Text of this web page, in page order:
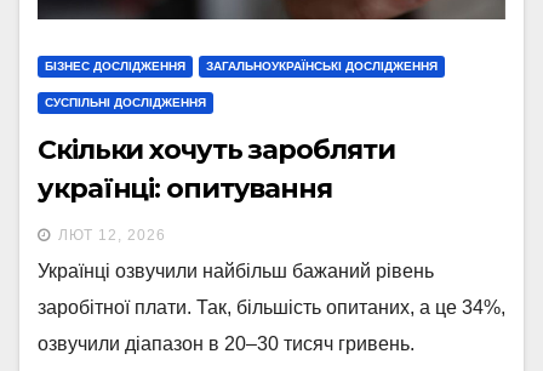
БІЗНЕС ДОСЛІДЖЕННЯ ЗАГАЛЬНОУКРАЇНСЬКІ ДОСЛІДЖЕННЯ
СУСПІЛЬНІ ДОСЛІДЖЕННЯ
Скільки хочуть заробляти
українці: опитування
ЛЮТ 12, 2026
Українці озвучили найбільш бажаний рівень
заробітної плати. Так, більшість опитаних, а це 34%,
озвучили діапазон в 20–30 тисяч гривень.